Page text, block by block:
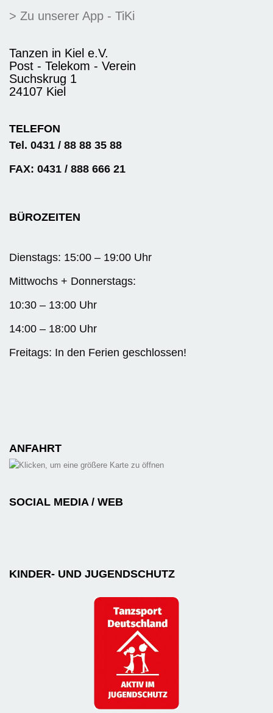
> Zu unserer App - TiKi
Tanzen in Kiel e.V.
Post - Telekom - Verein
Suchskrug 1
24107 Kiel
TELEFON
Tel. 0431 / 88 88 35 88
FAX: 0431 / 888 666 21
BÜROZEITEN
Dienstags: 15:00 – 19:00 Uhr
Mittwochs + Donnerstags:
10:30 – 13:00 Uhr
14:00 – 18:00 Uhr
Freitags: In den Ferien geschlossen!
ANFAHRT
SOCIAL MEDIA / WEB
KINDER- UND JUGENDSCHUTZ